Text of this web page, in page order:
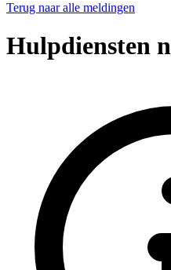
Terug naar alle meldingen
Hulpdiensten